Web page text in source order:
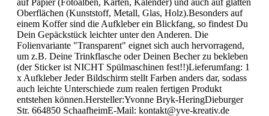
auf Papier (Fotoalben, Karten, Kalender) und auch auf glatten
Oberflächen (Kunststoff, Metall, Glas, Holz).Besonders auf
einem Koffer sind die Aufkleber ein Blickfang, so findest Du
Dein Gepäckstück leichter unter den Anderen. Die
Folienvariante "Transparent" eignet sich auch hervorragend,
um z.B. Deine Trinkflasche oder Deinen Becher zu bekleben
(der Sticker ist NICHT Spülmaschinen fest!!)Lieferumfang: 1
x Aufkleber Jeder Bildschirm stellt Farben anders dar, sodass
auch leichte Unterschiede zum realen fertigen Produkt
entstehen können.Hersteller:Yvonne Bryk-HeringDieburger
Str. 664850 SchaafheimE-Mail: kontakt@yve-kreativ.de